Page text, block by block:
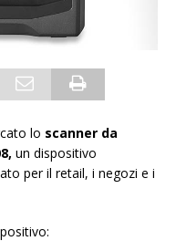
lo scanner da
un dispositivo
per il retail, i negozi e i